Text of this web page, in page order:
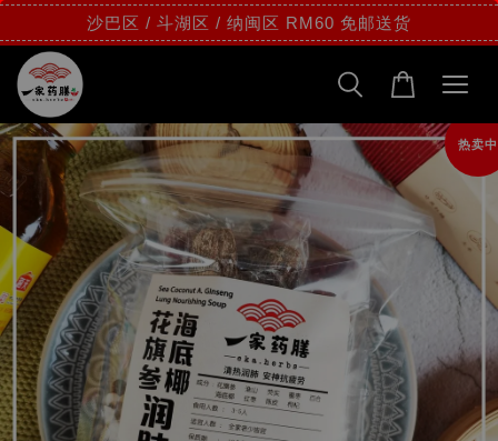
沙巴区 / 斗湖区 / 纳闽区 RM60 免邮送货
热卖中